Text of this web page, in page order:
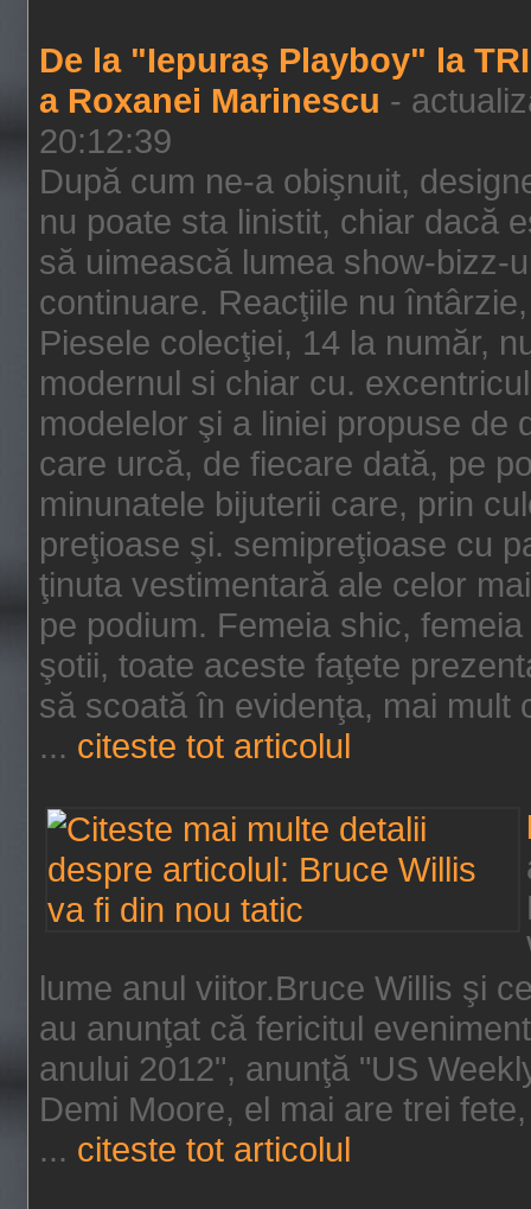
De la "Iepuraș Playboy" la
a Roxanei Marinescu -
20:12:39
După cum ne-a obişnuit,
nu poate sta linistit, chiar dacă
să uimească lumea show-bizz-
continuare. Reacţiile nu
Piesele colecţiei, 14 la număr,
modernul si chiar cu.
modelelor şi a liniei propuse de
care urcă, de fiecare dată, pe
minunatele bijuterii care, prin
preţioase şi. semipreţioase cu
ţinuta vestimentară ale celor
pe podium. Femeia shic,
şotii, toate aceste faţete
să scoată în evidenţa, mai mult
... citeste tot articolul
lume anul viitor.Bruce Willis şi
au anunţat că fericitul
anului 2012", anunţă "US
Demi Moore, el mai are trei
... citeste tot articolul